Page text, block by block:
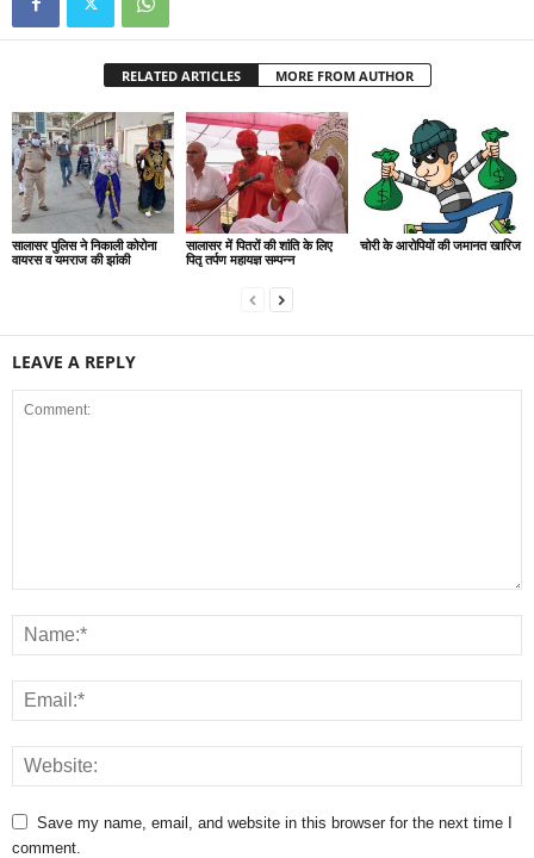
RELATED ARTICLES MORE FROM AUTHOR
सालासर पुलिस ने निकाली कोरोना
वायरस व यमराज की झांकी
सालासर में पितरों की शांति के लिए
पितृ तर्पण महायज्ञ सम्पन्न
चोरी के आरोपियों की जमानत खारिज
LEAVE A REPLY
Save my name, email, and website in this browser for the next time I
comment.